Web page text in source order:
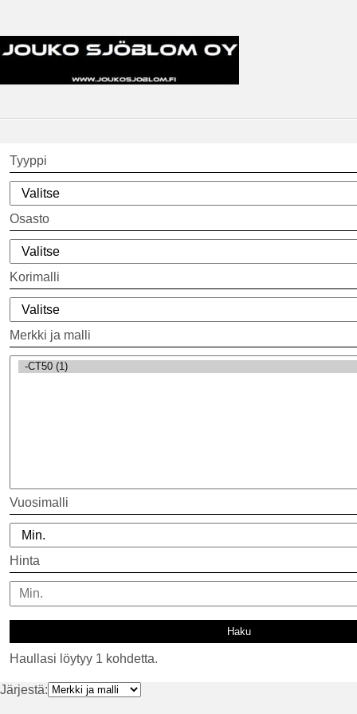
Tyyppi
Osasto
Korimalli
Merkki ja malli
Vuosimalli
Hinta
Haullasi löytyy 1 kohdetta.
Järjestä: